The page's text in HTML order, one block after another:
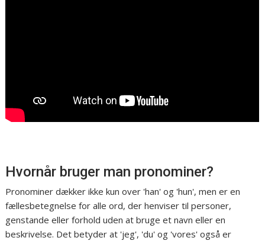
Hvornår bruger man pronominer?
Pronominer dækker ikke kun over 'han' og 'hun', men er en
fællesbetegnelse for alle ord, der henviser til personer,
genstande eller forhold uden at bruge et navn eller en
beskrivelse. Det betyder at 'jeg', 'du' og 'vores' også er